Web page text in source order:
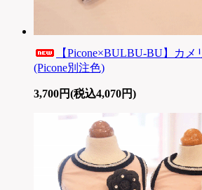
【Picone×BULBU-BU】カメ
(Picone別注色)
3,700円(税込4,070円)